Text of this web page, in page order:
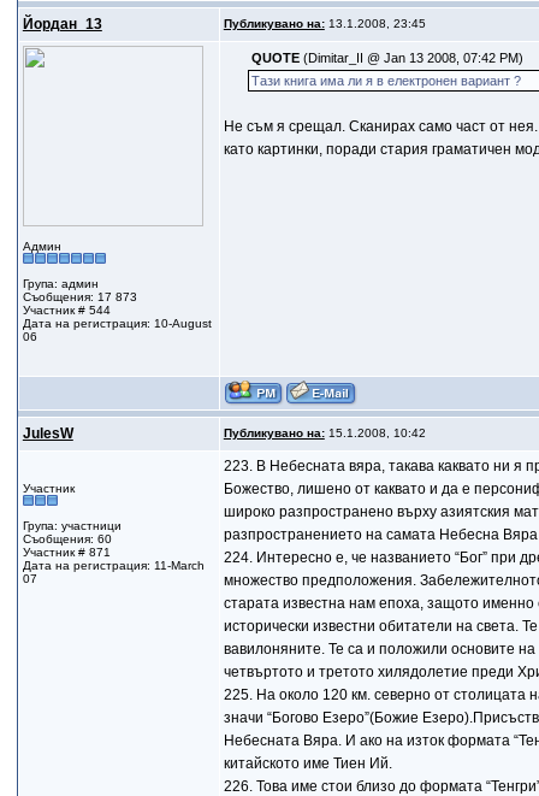
Йордан_13 Публикувано на:13.1.2008, 23:45
Админ
Група: админ
Съобщения: 17 873
Участник # 544
Дата на регистрация: 10-August
06
QUOTE (Dimitar_II @ Jan 13 2008, 07:42 PM)
Тази книга има ли я в електронен вариант ?
Не съм я срещал. Сканирах само част от
като картинки, поради стария граматичен
JulesW Публикувано на:15.1.2008, 10:42
Участник
Група: участници
Съобщения: 60
Участник # 871
Дата на регистрация: 11-March
07
223. В Небесната вяра, такава каквато ни я
Божество, лишено от каквато и да е
широко разпространено върху азиятския
разпространението на самата Небесна
224. Интересно е, че названието “Бог” при
множество предположения.
старата известна нам епоха, защото
исторически известни обитатели на света.
вавилоняните. Те са и положили основите
четвъртото и третото хилядолетие преди
225. На около 120 км. северно от столицата
значи “Богово Езеро”(Божие
Небесната Вяра. И ако на изток формата
китайското име Тиен Ий.
226. Това име стои близо до формата